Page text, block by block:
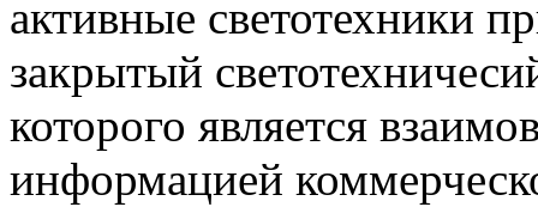
активные светотехники
закрытый
которого является
информацией